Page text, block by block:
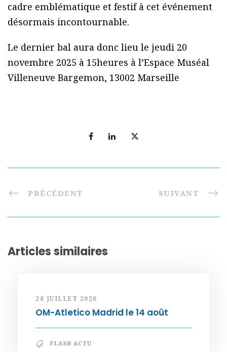
cadre emblématique et festif à cet événement
désormais incontournable.
Le dernier bal aura donc lieu le jeudi 20
novembre 2025 à 15heures à l’Espace Muséal
Villeneuve Bargemon, 13002 Marseille
PRÉCÉDENT SUIVANT
Articles similaires
28 JUILLET 2026
OM-Atletico Madrid le 14 août
FLASH ACTU